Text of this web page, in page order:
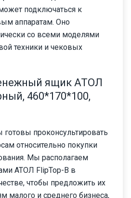
подключаться к
аппаратам. Оно
со всеми моделями
техники и чековых
ящик АТОЛ
460*170*100,
проконсультировать
относительно покупки
Мы располагаем
АТОЛ FlipTop-B в
чтобы предложить их
малого и среднего бизнеса,